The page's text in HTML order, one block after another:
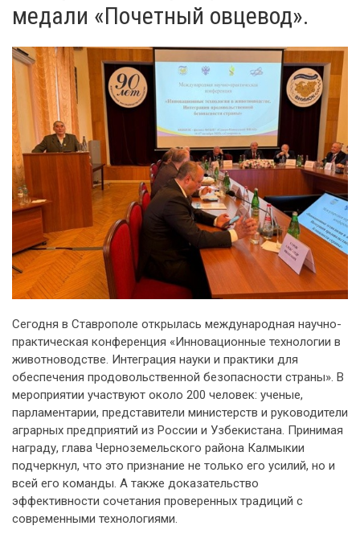
медали «Почетный овцевод».
Сегодня в Ставрополе открылась международная научно-
практическая конференция «Инновационные технологии в
животноводстве. Интеграция науки и практики для
обеспечения продовольственной безопасности страны». В
мероприятии участвуют около 200 человек: ученые,
парламентарии, представители министерств и руководители
аграрных предприятий из России и Узбекистана. Принимая
награду, глава Черноземельского района Калмыкии
подчеркнул, что это признание не только его усилий, но и
всей его команды. А также доказательство
эффективности сочетания проверенных традиций с
современными технологиями.